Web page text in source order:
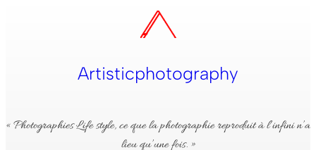
Artisticphotography
« Photographies Life style, ce que la photographie reproduit à l’infini n’a
lieu qu’une fois. »